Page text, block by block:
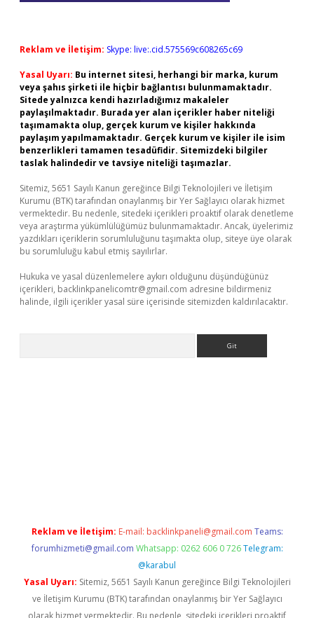
Reklam ve İletişim: Skype: live:.cid.575569c608265c69
Yasal Uyarı: Bu internet sitesi, herhangi bir marka, kurum
veya şahıs şirketi ile hiçbir bağlantısı bulunmamaktadır.
Sitede yalnızca kendi hazırladığımız makaleler
paylaşılmaktadır. Burada yer alan içerikler haber niteliği
taşımamakta olup, gerçek kurum ve kişiler hakkında
paylaşım yapılmamaktadır. Gerçek kurum ve kişiler ile isim
benzerlikleri tamamen tesadüfidir. Sitemizdeki bilgiler
taslak halindedir ve tavsiye niteliği taşımazlar.
Sitemiz, 5651 Sayılı Kanun gereğince Bilgi Teknolojileri ve İletişim
Kurumu (BTK) tarafından onaylanmış bir Yer Sağlayıcı olarak hizmet
vermektedir. Bu nedenle, sitedeki içerikleri proaktif olarak denetleme
veya araştırma yükümlülüğümüz bulunmamaktadır. Ancak, üyelerimiz
yazdıkları içeriklerin sorumluluğunu taşımakta olup, siteye üye olarak
bu sorumluluğu kabul etmiş sayılırlar.
Hukuka ve yasal düzenlemelere aykırı olduğunu düşündüğünüz
içerikleri, backlinkpanelicomtr@gmail.com adresine bildirmeniz
halinde, ilgili içerikler yasal süre içerisinde sitemizden kaldırılacaktır.
Reklam ve İletişim: E-mail: backlinkpaneli@gmail.com Teams:
forumhizmeti@gmail.com Whatsapp: 0262 606 0 726 Telegram:
@karabul
Yasal Uyarı: Sitemiz, 5651 Sayılı Kanun gereğince Bilgi Teknolojileri
ve İletişim Kurumu (BTK) tarafından onaylanmış bir Yer Sağlayıcı
olarak hizmet vermektedir. Bu nedenle, sitedeki içerikleri proaktif